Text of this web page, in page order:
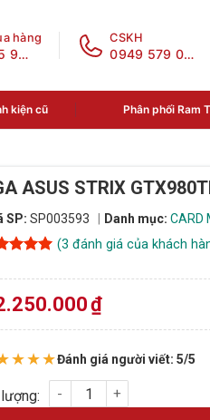
hàng
0888 195 969
CSKH
0949 579 078
kiện cũ Phân phối Ram
ASUS STRIX
SP: SP003593 Danh mục: CARD
trên
giá
(3 đánh giá của khách
₫
Đánh giá người viết: 5/5
ASUS STRIX GTX980TI-DC3OC-